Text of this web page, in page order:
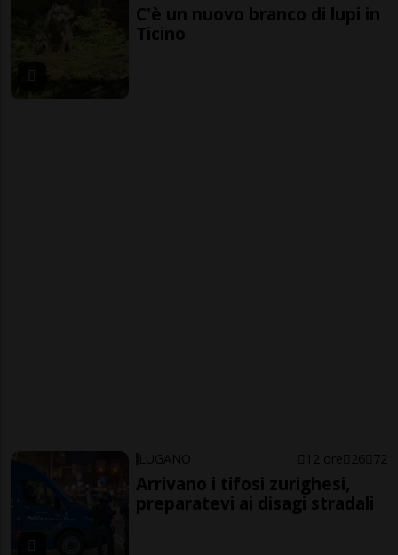
C'è un nuovo branco di lupi in
Ticino
LUGANO 12 ore 26 72
Arrivano i tifosi zurighesi,
preparatevi ai disagi stradali